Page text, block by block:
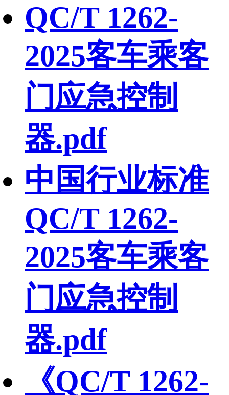
QC/T 1262-
2025客车乘客
门应急控制
器.pdf
中国行业标准
QC/T 1262-
2025客车乘客
门应急控制
器.pdf
《QC/T 1262-